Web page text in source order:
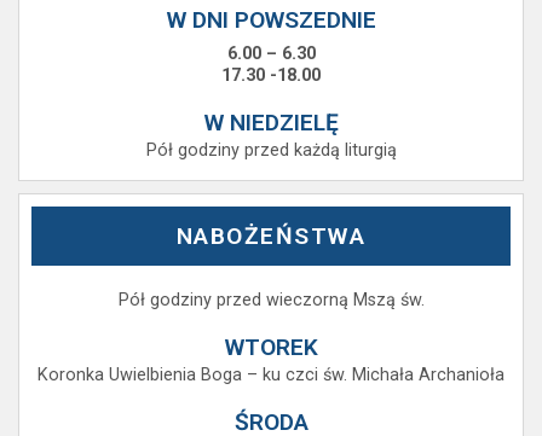
W DNI POWSZEDNIE
6.00 – 6.30
17.30 -18.00
W NIEDZIELĘ
Pół godziny przed każdą liturgią
NABOŻEŃSTWA
Pół godziny przed wieczorną Mszą św.
WTOREK
Koronka Uwielbienia Boga – ku czci św. Michała Archanioła
ŚRODA